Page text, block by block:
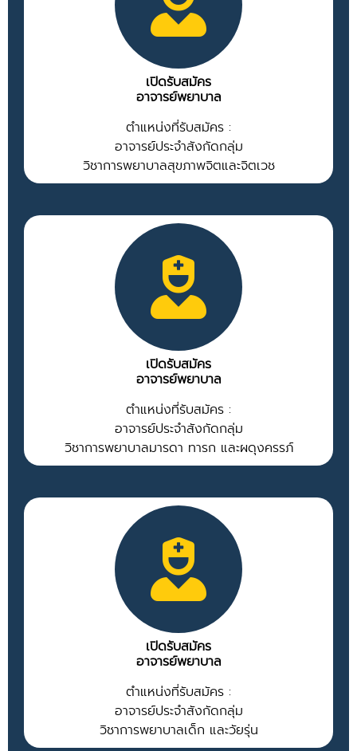
เปิดรับสมัคร
อาจารย์พยาบาล
ตำแหน่งที่รับสมัคร :
อาจารย์ประจำสังกัดกลุ่ม
วิชาการพยาบาลสุขภาพจิตและจิตเวช
เปิดรับสมัคร
อาจารย์พยาบาล
ตำแหน่งที่รับสมัคร :
อาจารย์ประจำสังกัดกลุ่ม
วิชาการพยาบาลมารดา ทารก และผดุงครรภ์
เปิดรับสมัคร
อาจารย์พยาบาล
ตำแหน่งที่รับสมัคร :
อาจารย์ประจำสังกัดกลุ่ม
วิชาการพยาบาลเด็ก และวัยรุ่น